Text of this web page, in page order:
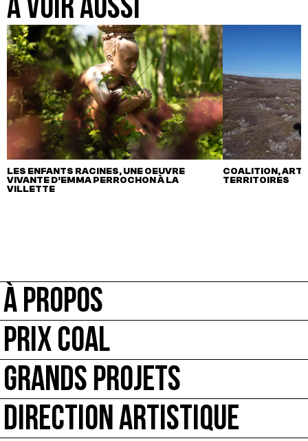
A VOIR AUSSI
LES ENFANTS RACINES, UNE OEUVRE
VIVANTE D’EMMA PERROCHON À LA
VILLETTE
COALITION, ART,
TERRITOIRES
À PROPOS
PRIX COAL
GRANDS PROJETS
DIRECTION ARTISTIQUE